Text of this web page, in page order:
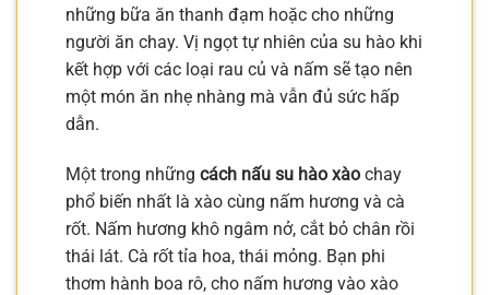
những bữa ăn thanh đạm hoặc cho những
người ăn chay. Vị ngọt tự nhiên của su hào khi
kết hợp với các loại rau củ và nấm sẽ tạo nên
một món ăn nhẹ nhàng mà vẫn đủ sức hấp
dẫn.
Một trong những cách nấu su hào xào chay
phổ biến nhất là xào cùng nấm hương và cà
rốt. Nấm hương khô ngâm nở, cắt bỏ chân rồi
thái lát. Cà rốt tỉa hoa, thái mỏng. Bạn phi
thơm hành boa rô, cho nấm hương vào xào